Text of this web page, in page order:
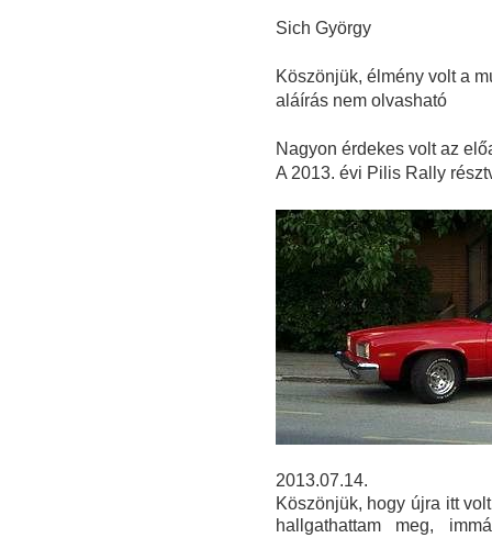
Sich György
Köszönjük, élmény volt a
aláírás nem olvasható
Nagyon érdekes volt az
A 2013. évi Pilis Rally
2013.07.14.
Köszönjük, hogy újra itt
hallgathattam meg,